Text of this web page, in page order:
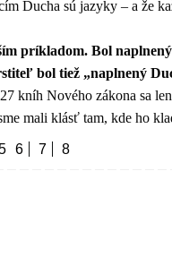
Ducha sú jazyky – a že
príkladom. Bol
bol tiež „naplnený
kníh Nového zákona sa
mali klásť tam, kde ho
6 7 8